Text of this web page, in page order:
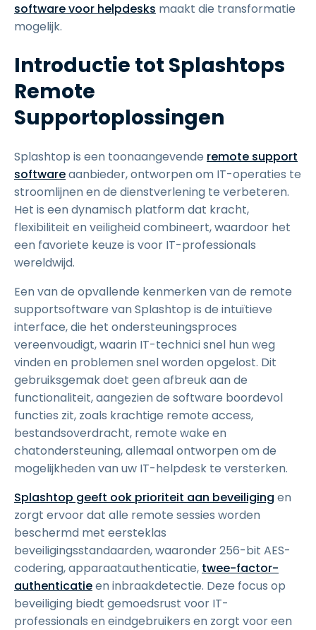
software voor helpdesks maakt die transformatie
mogelijk.
Introductie tot Splashtops
Remote
Supportoplossingen
Splashtop is een toonaangevende remote support
softwareaanbieder, ontworpen om IT-operaties te
stroomlijnen en de dienstverlening te verbeteren.
Het is een dynamisch platform dat kracht,
flexibiliteit en veiligheid combineert, waardoor het
een favoriete keuze is voor IT-professionals
wereldwijd.
Een van de opvallende kenmerken van de remote
supportsoftware van Splashtop is de intuïtieve
interface, die het ondersteuningsproces
vereenvoudigt, waarin IT-technici snel hun weg
vinden en problemen snel worden opgelost. Dit
gebruiksgemak doet geen afbreuk aan de
functionaliteit, aangezien de software boordevol
functies zit, zoals krachtige remote access,
bestandsoverdracht, remote wake en
chatondersteuning, allemaal ontworpen om de
mogelijkheden van uw IT-helpdesk te versterken.
Splashtop geeft ook prioriteit aan beveiliging en
zorgt ervoor dat alle remote sessies worden
beschermd met eersteklas
beveiligingsstandaarden, waaronder 256-bit AES-
codering, apparaatauthenticatie, twee-factor-
authenticatieen inbraakdetectie. Deze focus op
beveiliging biedt gemoedsrust voor IT-
professionals en eindgebruikers en zorgt voor een